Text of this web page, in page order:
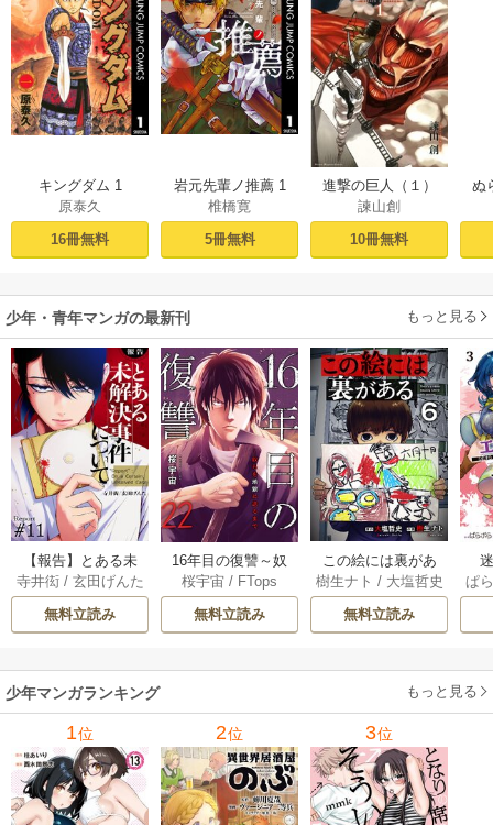
キングダム 1
原泰久
16冊無料
岩元先輩ノ推薦 1
椎橋寛
5冊無料
進撃の巨人（１）
諫山創
10冊無料
ぬ
少年・青年マンガの最新刊 もっと見る
【報告】とある未
解決事件について 1
1巻
寺井衒/ 玄田げんた
無料立読み
16年目の復讐～奴
らを地獄に送るま
で 22巻
桜宇宙 / FTops
無料立読み
この絵には裏があ
る 6巻
樹生ナト / 大塩哲史
無料立読み
ぱ
少年マンガランキング もっと見る
1位 2位 3位